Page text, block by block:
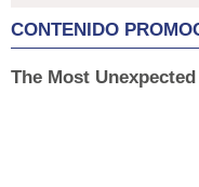
CONTENIDO
The Most